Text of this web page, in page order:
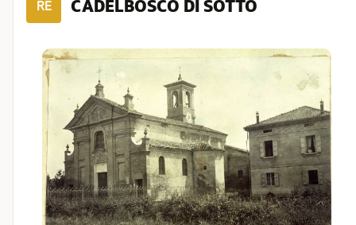
RE CADELBOSCO DI SOTTO